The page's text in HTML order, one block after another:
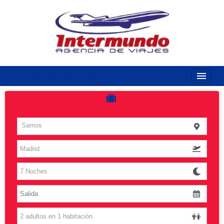
Costas
Vuelos
Islas
Caribe
Grandes Viajes
Samos